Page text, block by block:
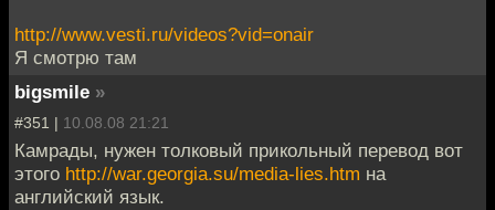
http://www.vesti.ru/videos?vid=onair
Я смотрю там
bigsmile »
#351 | 10.08.08 21:21
Камрады, нужен толковый прикольный перевод вот
этого http://war.georgia.su/media-lies.htm на
английский язык.